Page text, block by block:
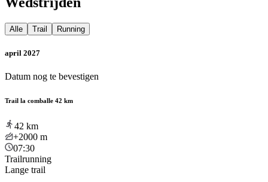
Alle Trail Running
april 2027
Datum nog te bevestigen
Trail la comballe 42 km
42 km
+2000 m
07:30
Trailrunning
Lange trail